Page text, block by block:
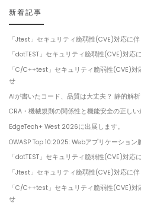
新着記事
「Jtest」セキュリティ脆弱性(CVE)対応に
「dotTEST」セキュリティ脆弱性(CVE)対
「C/C++test」セキュリティ脆弱性(CVE)
せ
AIが書いたコード、品質は大丈夫？ 静的解
CRA・機械規則の関係性と機能安全の正し
EdgeTech+ West 2026に出展します。
OWASP Top 10:2025: Webアプリケーショ
「dotTEST」セキュリティ脆弱性(CVE)対
「Jtest」セキュリティ脆弱性(CVE)対応に
「C/C++test」セキュリティ脆弱性(CVE)
せ